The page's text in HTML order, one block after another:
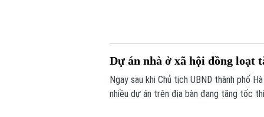
Dự án nhà ở xã hội đồng loạt
Ngay sau khi Chủ tịch UBND thành phố
nhiều dự án trên địa bàn đang tăng tốc